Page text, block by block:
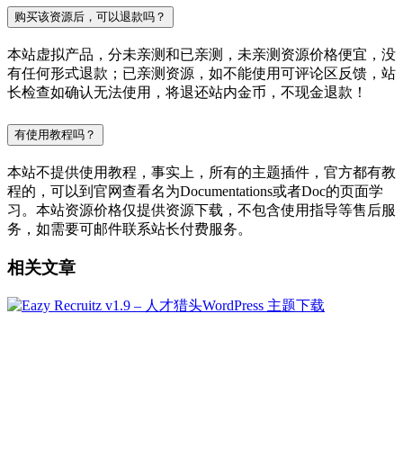
购买该资源后，可以退款吗？
本站虚拟产品，分未亲测和已亲测，未亲测资源价格便宜，没
有任何形式退款；已亲测资源，如不能使用可评论区反馈，站
长检查如确认无法使用，将退还站内金币，不现金退款！
有使用教程吗？
本站不提供使用教程，事实上，所有的主题插件，官方都有教
程的，可以到官网查看名为Documentations或者Doc的页面学
习。本站资源价格仅提供资源下载，不包含使用指导等售后服
务，如需要可邮件联系站长付费服务。
相关文章